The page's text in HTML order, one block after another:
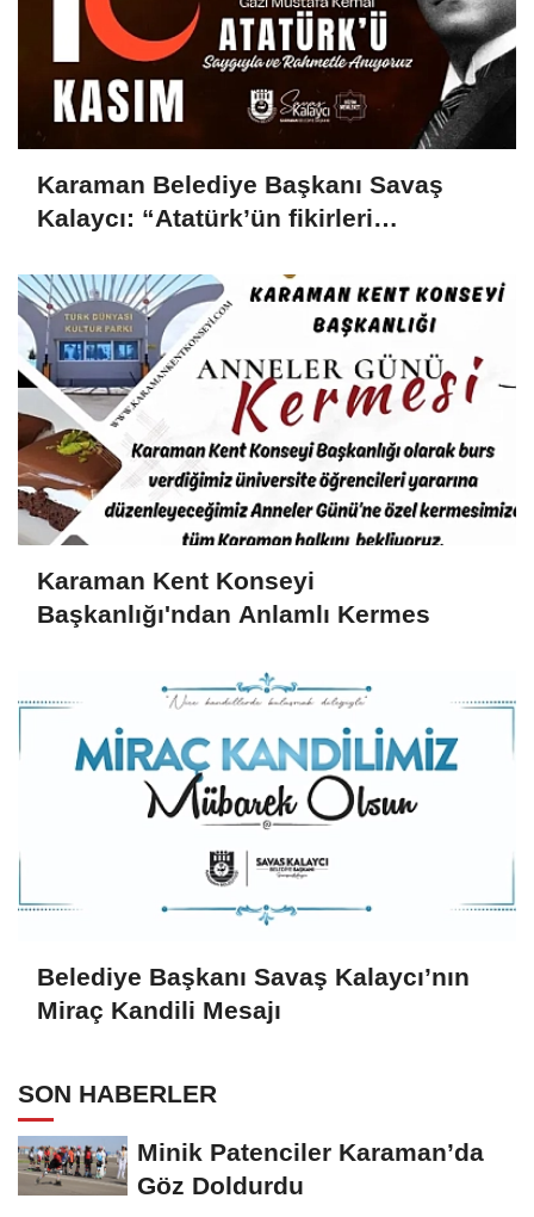
Karaman Belediye Başkanı Savaş
Kalaycı: “Atatürk’ün fikirleri
devam ediyor”
Karaman Kent Konseyi
Başkanlığı'ndan Anlamlı Kermes
Belediye Başkanı Savaş Kalaycı’nın
Miraç Kandili Mesajı
SON HABERLER
Minik Patenciler Karaman’da
Göz Doldurdu